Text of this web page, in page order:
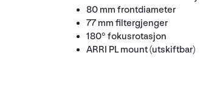
80 mm frontdiameter
77 mm filtergjenger
180° fokusrotasjon
ARRI PL mount (utskiftbar)